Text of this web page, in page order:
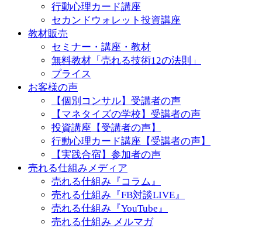
行動心理カード講座
セカンドウォレット投資講座
教材販売
セミナー・講座・教材
無料教材「売れる技術12の法則」
プライス
お客様の声
【個別コンサル】受講者の声
【マネタイズの学校】受講者の声
投資講座【受講者の声】
行動心理カード講座【受講者の声】
【実践合宿】参加者の声
売れる仕組みメディア
売れる仕組み『コラム』
売れる仕組み『FB対談LIVE』
売れる仕組み『YouTube』
売れる仕組み メルマガ